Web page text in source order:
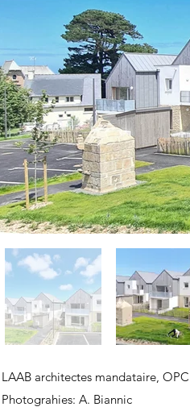
de
laLAAB architectes mandataire,
Photograhies: A. Biannic